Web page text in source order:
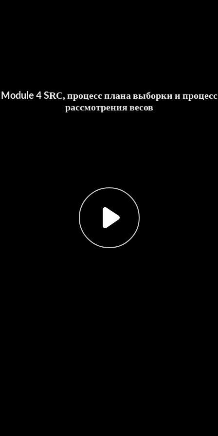
Module 4 SRC, процесс плана выборки и процесс
рассмотрения весов